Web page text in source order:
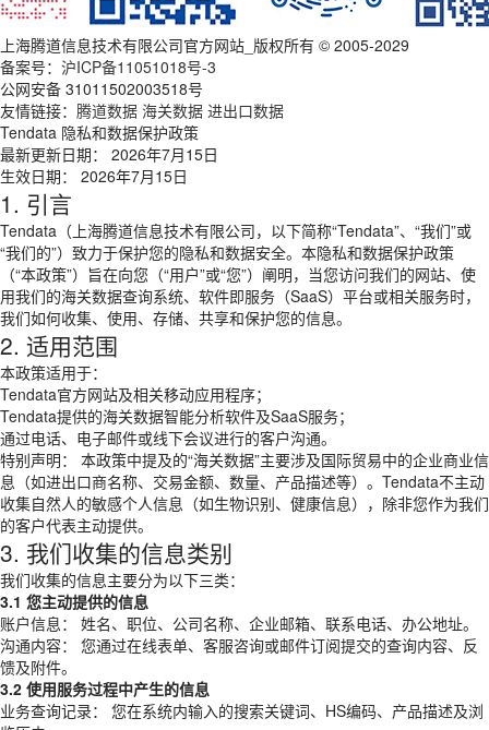
上海腾道信息技术有限公司官方网站_版权所有 © 2005-2029
备案号： 沪ICP备11051018号-3
公网安备 31011502003518号
友情链接： 腾道数据 海关数据 进出口数据
Tendata 隐私和数据保护政策
最新更新日期： 2026年7月15日
生效日期： 2026年7月15日
1. 引言
Tendata（上海腾道信息技术有限公司，以下简称“Tendata”、“我们”或
“我们的”）致力于保护您的隐私和数据安全。本隐私和数据保护政策
（“本政策”）旨在向您（“用户”或“您”）阐明，当您访问我们的网站、使
用我们的海关数据查询系统、软件即服务（SaaS）平台或相关服务时，
我们如何收集、使用、存储、共享和保护您的信息。
2. 适用范围
本政策适用于：
Tendata官方网站及相关移动应用程序；
Tendata提供的海关数据智能分析软件及SaaS服务；
通过电话、电子邮件或线下会议进行的客户沟通。
特别声明： 本政策中提及的“海关数据”主要涉及国际贸易中的企业商业信
息（如进出口商名称、交易金额、数量、产品描述等）。Tendata不主动
收集自然人的敏感个人信息（如生物识别、健康信息），除非您作为我们
的客户代表主动提供。
3. 我们收集的信息类别
我们收集的信息主要分为以下三类：
3.1 您主动提供的信息
账户信息： 姓名、职位、公司名称、企业邮箱、联系电话、办公地址。
沟通内容： 您通过在线表单、客服咨询或邮件订阅提交的查询内容、反
馈及附件。
3.2 使用服务过程中产生的信息
业务查询记录： 您在系统内输入的搜索关键词、HS编码、产品描述及浏